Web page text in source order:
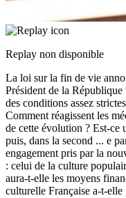
Replay non disponible
La loi sur la fin de vie
Président de la
des conditions assez
Comment réagissent les
de cette évolution ? Est-ce
puis, dans la second ... e
engagement pris par la
: celui de la culture
aura-t-elle les moyens
culturelle Française a-t-